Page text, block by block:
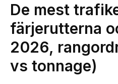
De mest
färjerutterna
2026,
vs tonnage)